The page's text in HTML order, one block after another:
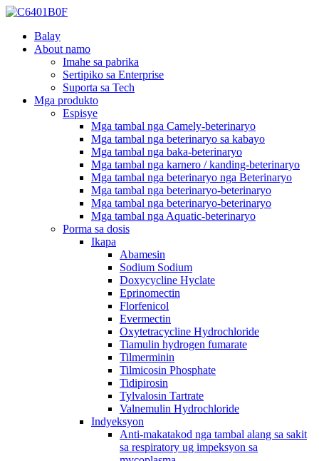
Balay
About namo
Imahe sa pabrika
Sertipiko sa Enterprise
Suporta sa Tech
Mga produkto
Espisye
Mga tambal nga Camely-beterinaryo
Mga tambal nga beterinaryo sa kabayo
Mga tambal nga baka-beterinaryo
Mga tambal nga karnero / kanding-beterinaryo
Mga tambal nga beterinaryo nga Beterinaryo
Mga tambal nga beterinaryo-beterinaryo
Mga tambal nga beterinaryo-beterinaryo
Mga tambal nga Aquatic-beterinaryo
Porma sa dosis
Ikapa
Abamesin
Sodium Sodium
Doxycycline Hyclate
Eprinomectin
Florfenicol
Evermectin
Oxytetracycline Hydrochloride
Tiamulin hydrogen fumarate
Tilmerminin
Tilmicosin Phosphate
Tidipirosin
Tylvalosin Tartrate
Valnemulin Hydrochloride
Indyeksyon
Anti-makatakod nga tambal alang sa sakit
sa respiratory ug impeksyon sa